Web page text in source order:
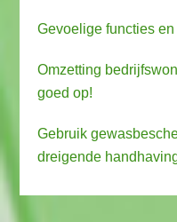
Gevoelige functies
Omzetting
goed op!
Gebruik
dreigende